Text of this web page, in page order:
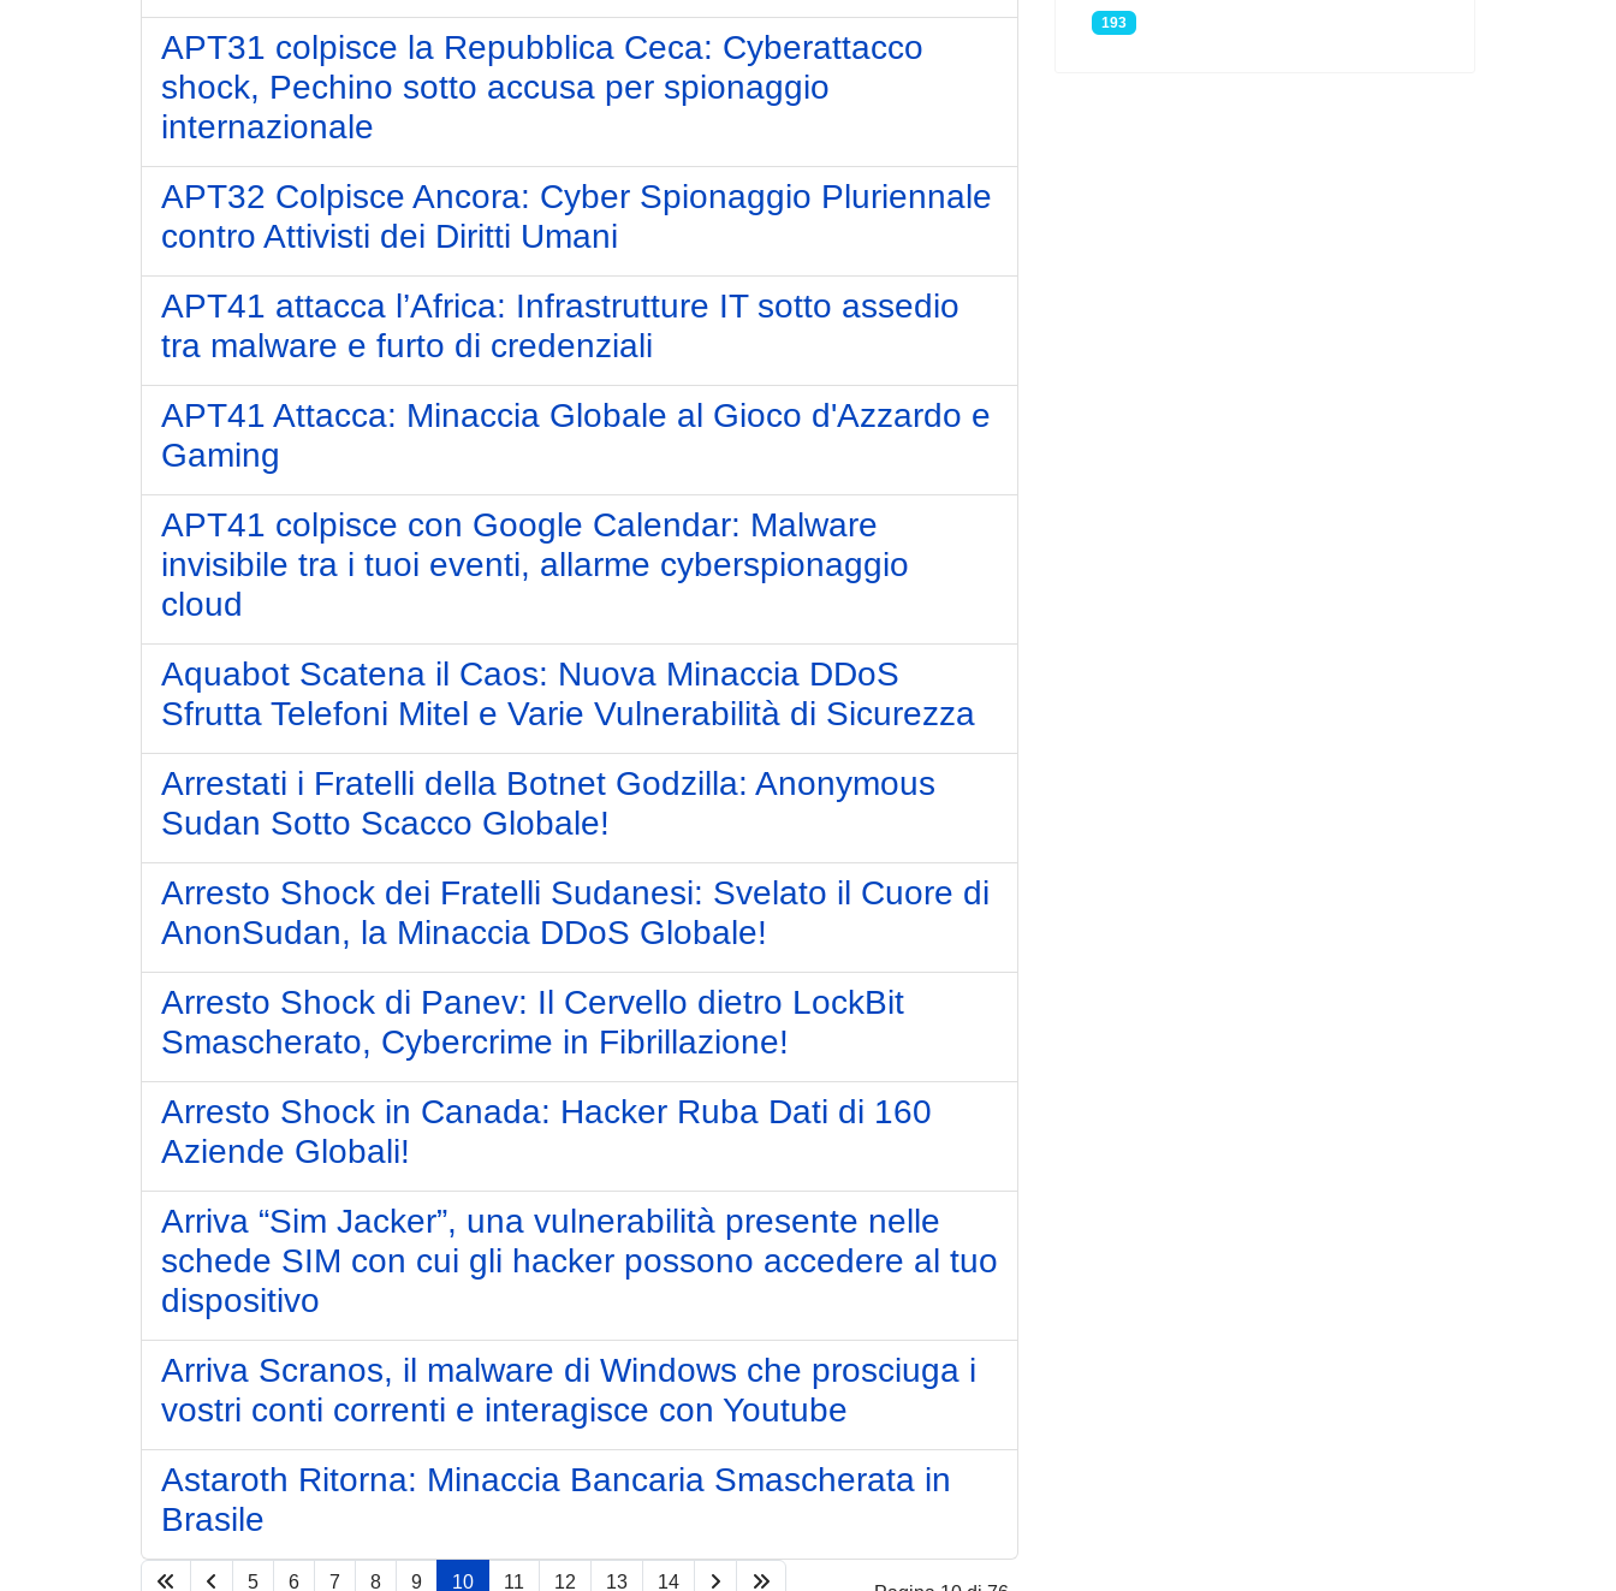
APT31 colpisce la Repubblica Ceca: Cyberattacco
shock, Pechino sotto accusa per spionaggio
internazionale
APT32 Colpisce Ancora: Cyber Spionaggio Pluriennale
contro Attivisti dei Diritti Umani
APT41 attacca l’Africa: Infrastrutture IT sotto assedio
tra malware e furto di credenziali
APT41 Attacca: Minaccia Globale al Gioco d'Azzardo e
Gaming
APT41 colpisce con Google Calendar: Malware
invisibile tra i tuoi eventi, allarme cyberspionaggio
cloud
Aquabot Scatena il Caos: Nuova Minaccia DDoS
Sfrutta Telefoni Mitel e Varie Vulnerabilità di Sicurezza
Arrestati i Fratelli della Botnet Godzilla: Anonymous
Sudan Sotto Scacco Globale!
Arresto Shock dei Fratelli Sudanesi: Svelato il Cuore di
AnonSudan, la Minaccia DDoS Globale!
Arresto Shock di Panev: Il Cervello dietro LockBit
Smascherato, Cybercrime in Fibrillazione!
Arresto Shock in Canada: Hacker Ruba Dati di 160
Aziende Globali!
Arriva “Sim Jacker”, una vulnerabilità presente nelle
schede SIM con cui gli hacker possono accedere al tuo
dispositivo
Arriva Scranos, il malware di Windows che prosciuga i
vostri conti correnti e interagisce con Youtube
Astaroth Ritorna: Minaccia Bancaria Smascherata in
Brasile
5 6 7 8 9 10 11 12 13 14
193